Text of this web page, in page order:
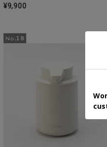
¥9,900